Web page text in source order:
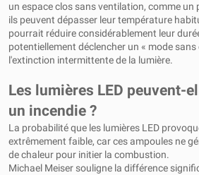
un espace clos sans ventilation, comme un
ils peuvent dépasser leur température
pourrait réduire considérablement leur
potentiellement déclencher un « mode
l'extinction intermittente de la lumière.
Les lumières LED peuvent-
un incendie ?
La probabilité que les lumières LED
extrêmement faible, car ces ampoules ne
de chaleur pour initier la combustion.
Michael Meiser souligne la différence